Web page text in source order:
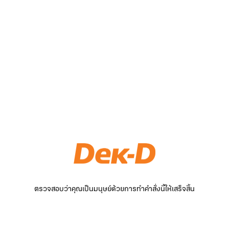
ตรวจสอบว่าคุณเป็นมนุษย์ด้วยการทำคำสั่งนี้ให้เสร็จสิ้น